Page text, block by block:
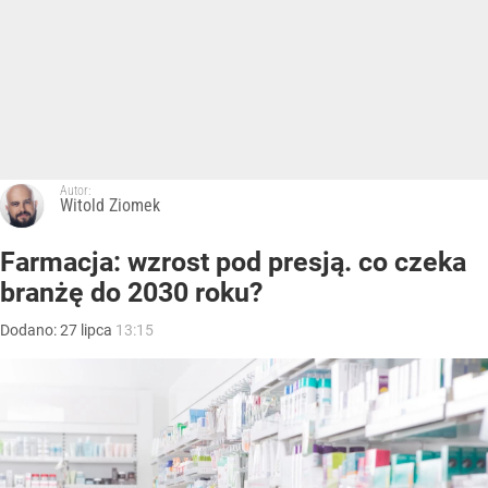
Autor:
Witold Ziomek
Farmacja: wzrost pod presją. co czeka
branżę do 2030 roku?
Dodano:27 lipca 13:15